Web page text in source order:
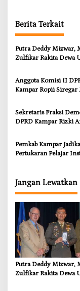
Berita Terkait
Putra Deddy Mizwar,
Zulfikar Rakita Dewa
Anggota Komisi II
Kampar Ropii Siregar
Ancaman Kekosongan
demi Wujudkan
Sekretaris Fraksi
DPRD Kampar Rizki
dan Kompensasi untuk
Sungai Tapung
Pemkab Kampar
Pertukaran Pelajar
Jangan Lewatkan
Putra Deddy Mizwar,
Zulfikar Rakita Dewa